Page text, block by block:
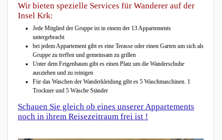
Wir bieten spezielle Services für Wanderer auf der
Insel Krk:
Jede Mitglied der Gruppe ist in einem der 13 Appartements
untergebracht
bei jedem Appartement gibt es eine Terasse oder einen Garten um sich als
Gruppe zu treffen und gemeinsam zu grillen
Unter dem Feigenbaum gibt es einen Platz um die Wanderschuhe
ausziehen und zu reinigen
Für das Waschen der Wanderkleidung gibt es 5 Waschmaschinen. 1
Trockner und 5 Wäsche Ständer
Schauen Sie gleich ob eines unserer Appartements
noch in ihrem Reisezeitraum frei ist !